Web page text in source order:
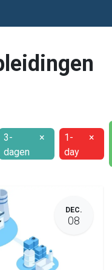
3-
dagen
×
1-
day
×
DEC.
08